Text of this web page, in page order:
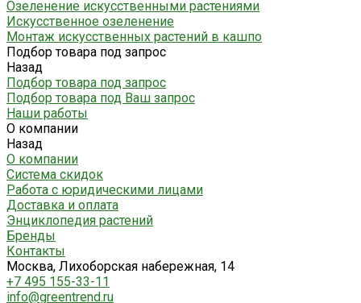
Озеленение искусственными растениями
Искусственное озеленение
Монтаж искусственных растений в кашпо
Подбор товара под запрос
Назад
Подбор товара под запрос
Подбор товара под Ваш запрос
Наши работы
О компании
Назад
О компании
Система скидок
Работа с юридическими лицами
Доставка и оплата
Энциклопедия растений
Бренды
Контакты
Москва, Лихоборская набережная, 14
+7 495 155-33-11
info@greentrend.ru